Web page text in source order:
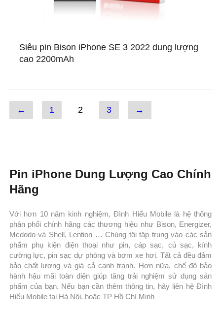
Siêu pin Bison iPhone SE 3 2022 dung lượng
cao 2200mAh
← 1 2 3 →
Pin iPhone Dung Lượng Cao Chính
Hãng
Với hơn 10 năm kinh nghiệm, Đình Hiếu Mobile là hệ thống
phân phối chính hãng các thương hiệu như Bison, Energizer,
Mcdodo và Shell, Lention … Chúng tôi tập trung vào các sản
phẩm phụ kiện điện thoại như pin, cáp sạc, củ sạc, kính
cường lực, pin sạc dự phòng và bơm xe hơi. Tất cả đều đảm
bảo chất lượng và giá cả cạnh tranh. Hơn nữa, chế độ bảo
hành hậu mãi toàn diện giúp tăng trải nghiệm sử dụng sản
phẩm của bạn. Nếu bạn cần thêm thông tin, hãy liên hệ Đình
Hiếu Mobile tại Hà Nội. hoặc TP Hồ Chí Minh